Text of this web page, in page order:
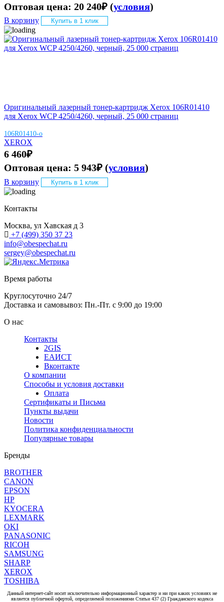
Оптовая цена: 20 240₽ (условия)
В корзину Купить в 1 клик
Оригинальный лазерный тонер-картридж Xerox 106R01410
для Xerox WCP 4250/4260, черный, 25 000 страниц
106R01410-o
XEROX
6 460₽
Оптовая цена: 5 943₽ (условия)
В корзину Купить в 1 клик
Контакты
Москва, ул Хавская д 3
+7 (499) 350 37 23
info@obespechat.ru
sergey@obespechat.ru
Время работы
Круглосуточно 24/7
Доставка и самовывоз: Пн.-Пт. с 9:00 до 19:00
О нас
Контакты
2GIS
ЕАИСТ
Вконтакте
О компании
Способы и условия доставки
Оплата
Сертификаты и Письма
Пункты выдачи
Новости
Политика конфиденциальности
Популярные товары
Бренды
BROTHER
CANON
EPSON
HP
KYOCERA
LEXMARK
OKI
PANASONIC
RICOH
SAMSUNG
SHARP
XEROX
TOSHIBA
Данный интернет-сайт носит исключительно информационный характер и ни при каких условиях не
является публичной офертой, определяемой положениями Статьи 437 (2) Гражданского кодекса